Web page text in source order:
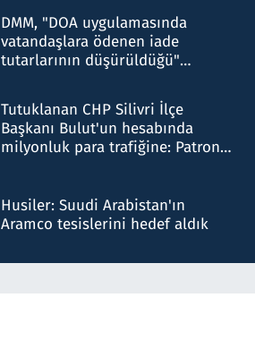
DMM, "DOA uygulamasında
vatandaşlara ödenen iade
tutarlarının düşürüldüğü"
Tutuklanan CHP Silivri İlçe
Başkanı Bulut'un hesabında
milyonluk para trafiğine: Patron
Husiler: Suudi Arabistan'ın
Aramco tesislerini hedef aldık